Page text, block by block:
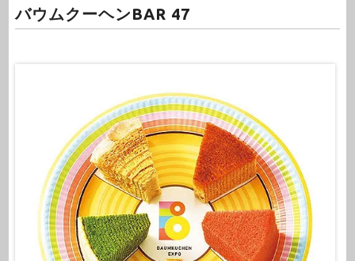
バウムクーヘンBAR 47